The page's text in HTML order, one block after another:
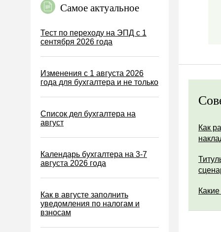
Земельный налог
Налог на рекламу
Торговый сбор
Туристический налог
Водный налог
Экологический налог
Налог на игорный бизнес
Акцизы
Возврат и зачет налогов
Налоговые проверки
Самое актуальное
Тест по переходу на ЭПД с 1
сентября 2026 года
Изменения с 1 августа 2026
года для бухгалтера и не только
Список дел бухгалтера на
август
Календарь бухгалтера на 3-7
августа 2026 года
Как в августе заполнить
уведомления по налогам и
взносам
Как